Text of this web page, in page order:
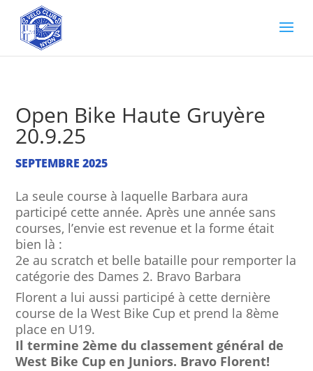
Open Bike Haute Gruyère
20.9.25
SEPTEMBRE 2025
La seule course à laquelle Barbara aura
participé cette année. Après une année sans
courses, l’envie est revenue et la forme était
bien là :
2e au scratch et belle bataille pour remporter la
catégorie des Dames 2. Bravo Barbara
Florent a lui aussi participé à cette dernière
course de la West Bike Cup et prend la 8ème
place en U19.
Il termine 2ème du classement général de
West Bike Cup en Juniors. Bravo Florent!